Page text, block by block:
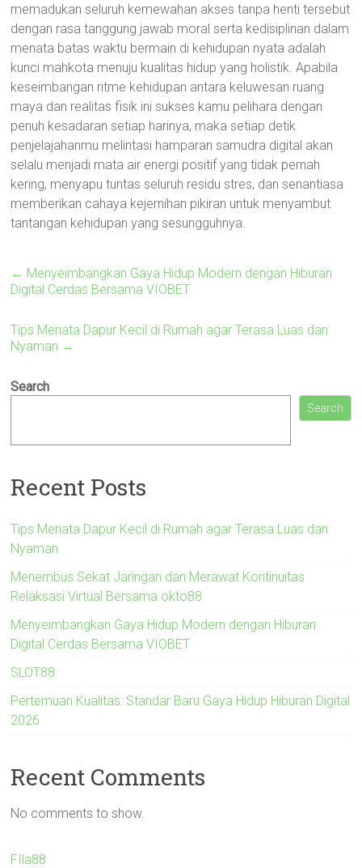
memadukan seluruh kemewahan akses tanpa henti tersebut
dengan rasa tanggung jawab moral serta kedisiplinan dalam
menata batas waktu bermain di kehidupan nyata adalah
kunci mahkota menuju kualitas hidup yang holistik. Apabila
keseimbangan ritme kehidupan antara keluwesan ruang
maya dan realitas fisik ini sukses kamu pelihara dengan
penuh kesadaran setiap harinya, maka setiap detik
penjelajahanmu melintasi hamparan samudra digital akan
selalu menjadi mata air energi positif yang tidak pernah
kering, menyapu tuntas seluruh residu stres, dan senantiasa
memberikan cahaya kejernihan pikiran untuk menyambut
tantangan kehidupan yang sesungguhnya.
← Menyeimbangkan Gaya Hidup Modern dengan Hiburan
Digital Cerdas Bersama VIOBET
Tips Menata Dapur Kecil di Rumah agar Terasa Luas dan
Nyaman →
Search
Search
Recent Posts
Tips Menata Dapur Kecil di Rumah agar Terasa Luas dan
Nyaman
Menembus Sekat Jaringan dan Merawat Kontinuitas
Relaksasi Virtual Bersama okto88
Menyeimbangkan Gaya Hidup Modern dengan Hiburan
Digital Cerdas Bersama VIOBET
SLOT88
Pertemuan Kualitas: Standar Baru Gaya Hidup Hiburan Digital
2026
Recent Comments
No comments to show.
FIla88